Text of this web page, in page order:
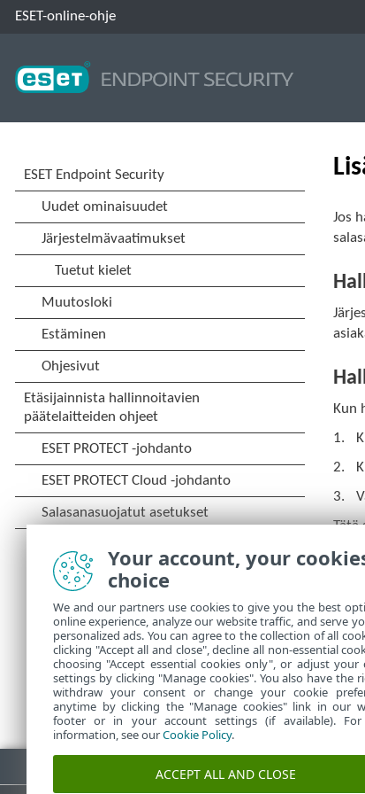
ESET-online-ohje
Jos
Kun
Tätä
Jos
Jos
Your account, your
choice
We and our partners use cookies to give you the best
online experience, analyze our website traffic, and serve
personalized ads. You can agree to the collection of all
clicking "Accept all and close", decline all non-essential
choosing "Accept essential cookies only", or adjust your
settings by clicking "Manage cookies". You also have the
withdraw your consent or change your cookie
anytime by clicking the "Manage cookies" link in our
footer or in your account settings (if available).
information, see ourCookie Policy.
ACCEPT ALL AND CLOSE